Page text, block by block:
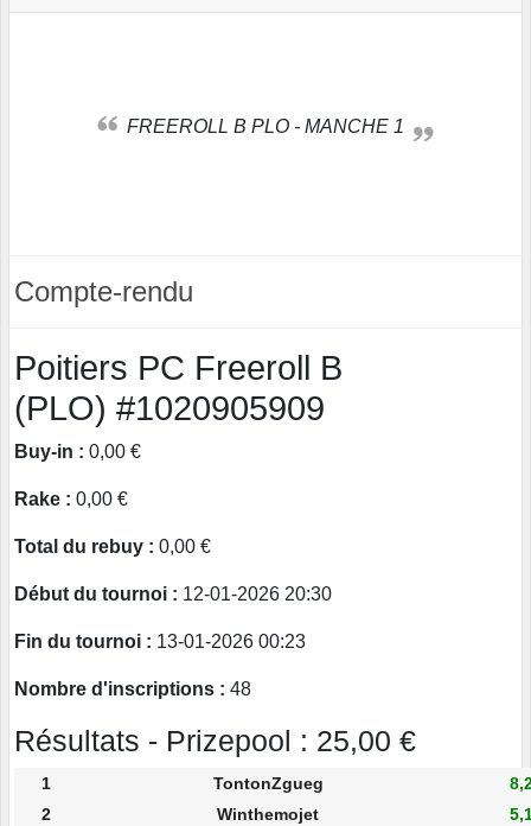
FREEROLL B PLO - MANCHE 1
Compte-rendu
Poitiers PC Freeroll B
(PLO) #1020905909
Buy-in : 0,00 €
Rake : 0,00 €
Total du rebuy : 0,00 €
Début du tournoi : 12-01-2026 20:30
Fin du tournoi : 13-01-2026 00:23
Nombre d'inscriptions : 48
Résultats - Prizepool : 25,00 €
1 TontonZgueg
2
Winthemojet